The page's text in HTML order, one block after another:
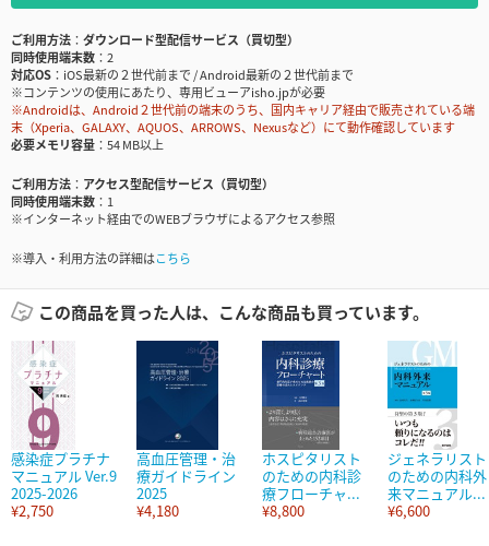
ご利用方法
ダウンロード型配信サービス（買切型）
同時使用端末数
2
対応OS
iOS最新の２世代前まで / Android最新の２世代前まで
※コンテンツの使用にあたり、専用ビューアisho.jpが必要
※Androidは、Android２世代前の端末のうち、国内キャリア経由で販売されている端
末（Xperia、GALAXY、AQUOS、ARROWS、Nexusなど）にて動作確認しています
必要メモリ容量
54 MB以上
ご利用方法
アクセス型配信サービス（買切型）
同時使用端末数
1
※インターネット経由でのWEBブラウザによるアクセス参照
※導入・利用方法の詳細はこちら
この商品を買った人は、こんな商品も買っています。
感染症プラチナ
マニュアル Ver.9
2025-2026
¥2,750
高血圧管理・治
療ガイドライン
2025
¥4,180
ホスピタリスト
のための内科診
療フローチャ...
¥8,800
ジェネラリスト
のための内科外
来マニュアル...
¥6,600